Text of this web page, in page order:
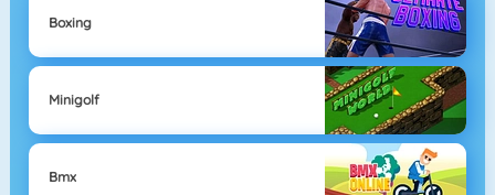
Boxing
Minigolf
Bmx